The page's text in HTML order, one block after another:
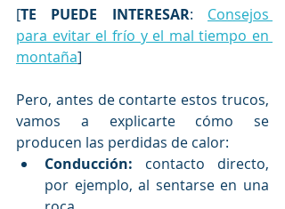
[TE PUEDE INTERESAR: Consejos
para evitar el frío y el mal tiempo en
montaña]
Pero, antes de contarte estos trucos,
vamos a explicarte cómo se
producen las perdidas de calor:
Conducción: contacto directo,
por ejemplo, al sentarse en una